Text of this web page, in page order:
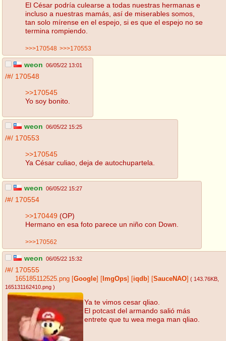
El César podría culearse a todas nuestras hermanas e
incluso a nuestras mamás, así de miserables somos,
tan solo mírense en el espejo, si es que el espejo no se
termina rompiendo.
>>>170548 >>>170553
weon 06/05/22 13:01
/#/ 170548
>>170545
Yo soy bonito.
weon 06/05/22 15:25
/#/ 170553
>>170545
Ya César culiao, deja de autochupartela.
weon 06/05/22 15:27
/#/ 170554
>>170449 (OP)
Hermano en esa foto parece un niño con Down.
>>>170562
weon 06/05/22 15:32
/#/ 170555
165185112525.png Google ImgOps iqdb SauceNAO ( 143.76KB
165131162410.png )
Ya te vimos cesar qliao.
El potcast del armando salió más
entrete que tu wea mega man qliao.